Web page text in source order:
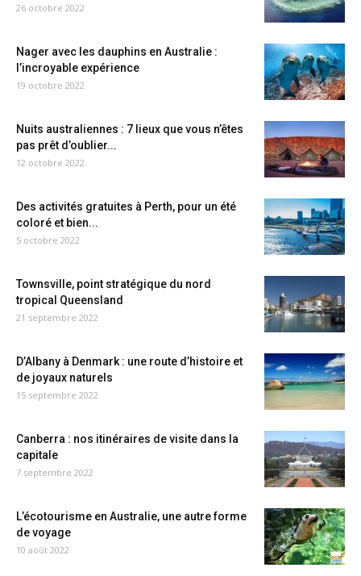
26 octobre 2022
Nager avec les dauphins en Australie :
l’incroyable expérience
19 octobre 2022
Nuits australiennes : 7 lieux que vous n’êtes
pas prêt d’oublier...
12 octobre 2022
Des activités gratuites à Perth, pour un été
coloré et bien...
5 octobre 2022
Townsville, point stratégique du nord
tropical Queensland
21 septembre 2022
D’Albany à Denmark : une route d’histoire et
de joyaux naturels
15 septembre 2022
Canberra : nos itinéraires de visite dans la
capitale
7 septembre 2022
L’écotourisme en Australie, une autre forme
de voyage
10 août 2022